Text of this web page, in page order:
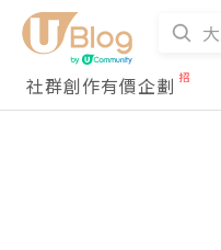
社群創作有價企劃